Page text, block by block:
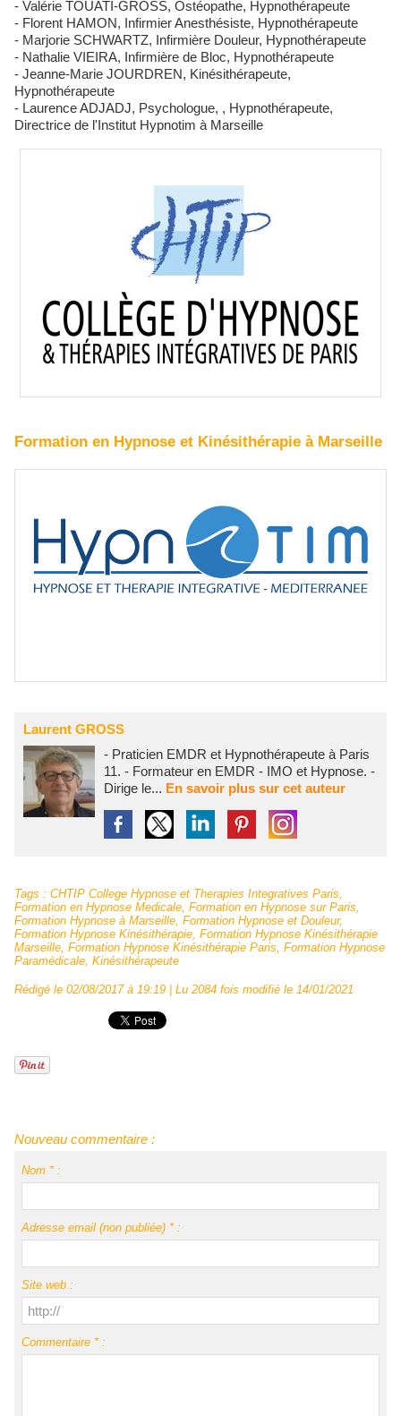
- Valérie TOUATI-GROSS, Ostéopathe, Hypnothérapeute
- Florent HAMON, Infirmier Anesthésiste, Hypnothérapeute
- Marjorie SCHWARTZ, Infirmière Douleur, Hypnothérapeute
- Nathalie VIEIRA, Infirmière de Bloc, Hypnothérapeute
- Jeanne-Marie JOURDREN, Kinésithérapeute,
Hypnothérapeute
- Laurence ADJADJ, Psychologue, , Hypnothérapeute,
Directrice de l'Institut Hypnotim à Marseille
Formation en Hypnose et Kinésithérapie à Marseille
Laurent GROSS
- Praticien EMDR et Hypnothérapeute à Paris
11. - Formateur en EMDR - IMO et Hypnose. -
Dirige le... En savoir plus sur cet auteur
Tags : CHTIP College Hypnose et Therapies Integratives Paris,
Formation en Hypnose Medicale, Formation en Hypnose sur Paris,
Formation Hypnose à Marseille, Formation Hypnose et Douleur,
Formation Hypnose Kinésithérapie, Formation Hypnose Kinésithérapie
Marseille, Formation Hypnose Kinésithérapie Paris, Formation Hypnose
Paramédicale, Kinésithérapeute
Rédigé le 02/08/2017 à 19:19 | Lu 2084 fois modifié le 14/01/2021
Nouveau commentaire :
Nom * :
Adresse email (non publiée) * :
Site web :
Commentaire * :